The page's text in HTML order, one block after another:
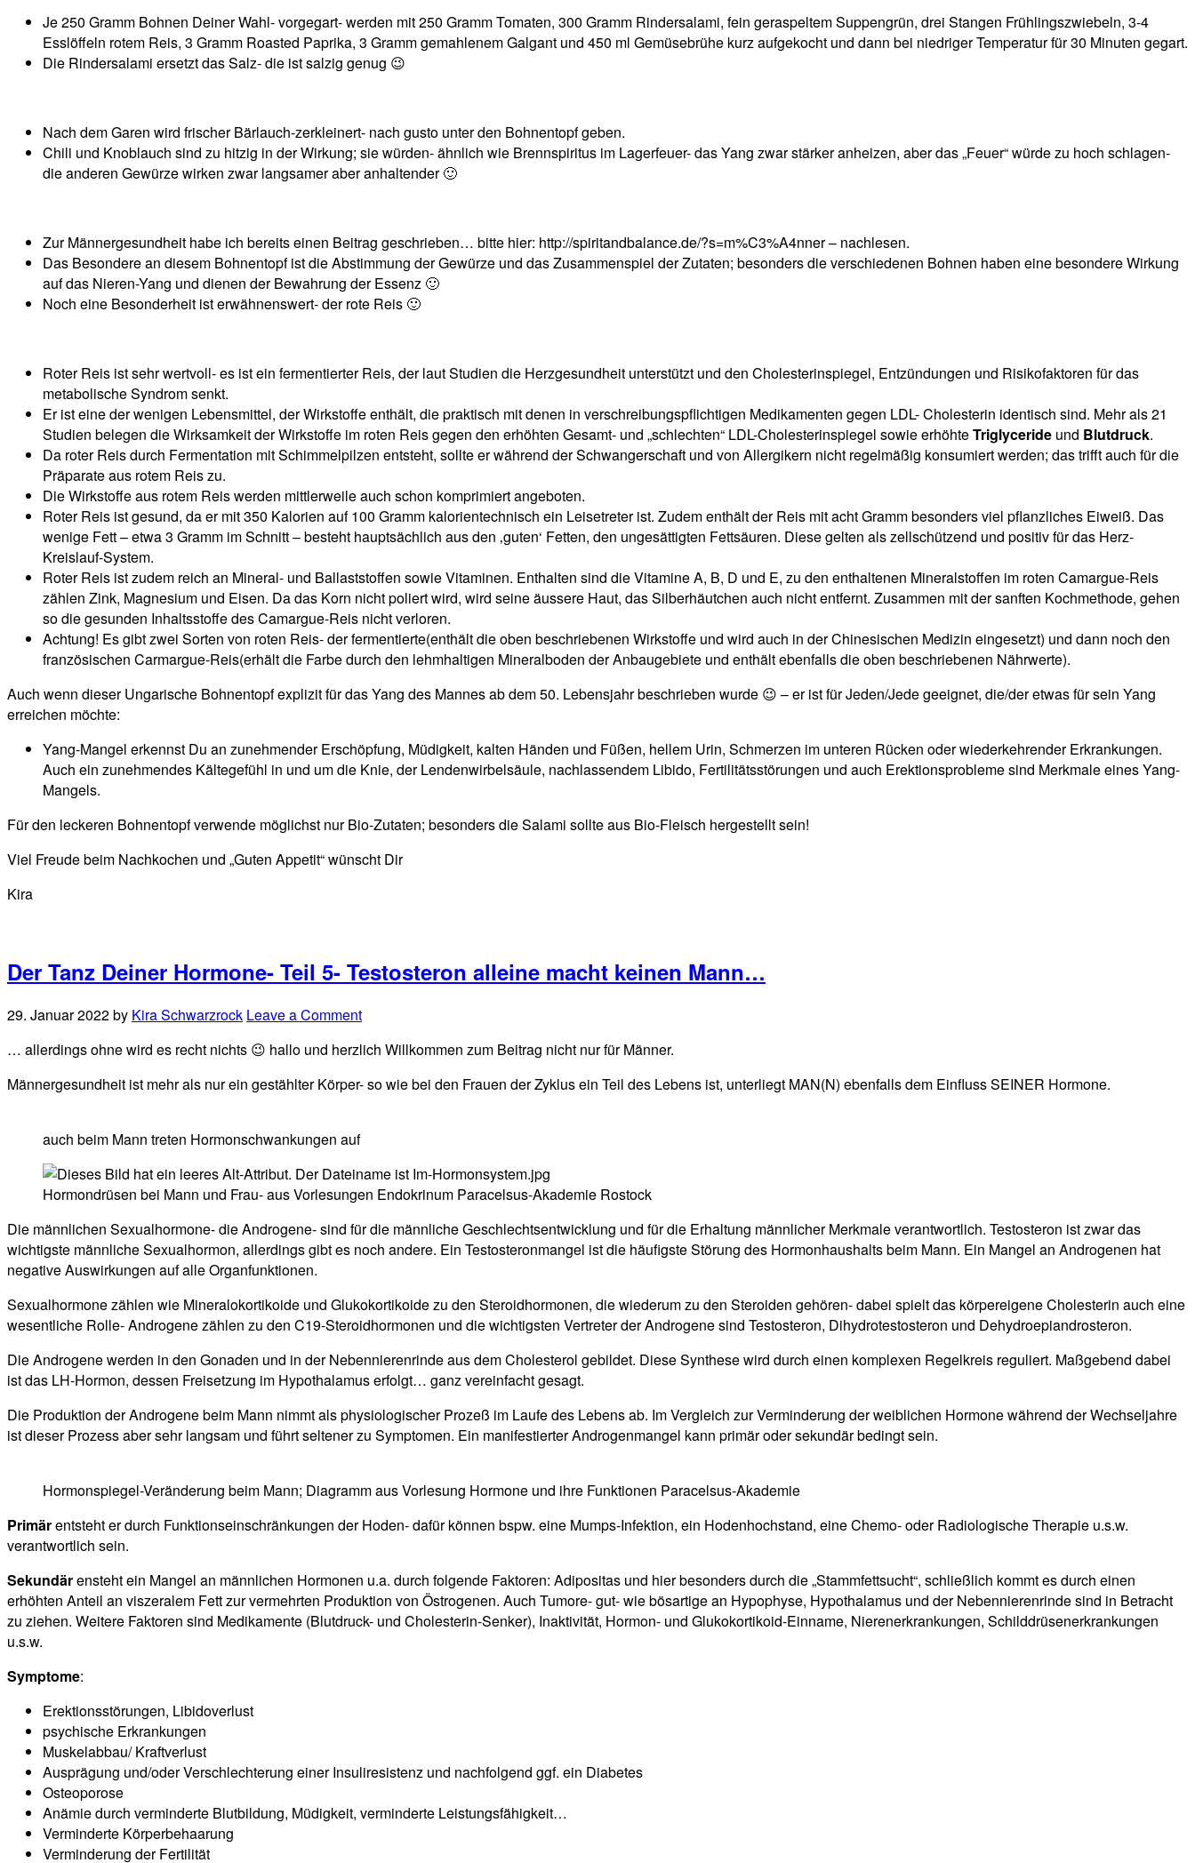
Je 250 Gramm Bohnen Deiner Wahl- vorgegart- werden mit 250 Gramm Tomaten, 300 Gramm Rindersalami, fein geraspeltem Suppengrün, drei Stangen Frühlingszwiebeln, 3-4
Esslöffeln rotem Reis, 3 Gramm Roasted Paprika, 3 Gramm gemahlenem Galgant und 450 ml Gemüsebrühe kurz aufgekocht und dann bei niedriger Temperatur für 30 Minuten gegart.
Die Rindersalami ersetzt das Salz- die ist salzig genug 😉
Nach dem Garen wird frischer Bärlauch-zerkleinert- nach gusto unter den Bohnentopf geben.
Chili und Knoblauch sind zu hitzig in der Wirkung; sie würden- ähnlich wie Brennspiritus im Lagerfeuer- das Yang zwar stärker anheizen, aber das „Feuer“ würde zu hoch schlagen-
die anderen Gewürze wirken zwar langsamer aber anhaltender 🙂
Zur Männergesundheit habe ich bereits einen Beitrag geschrieben… bitte hier: http://spiritandbalance.de/?s=m%C3%A4nner – nachlesen.
Das Besondere an diesem Bohnentopf ist die Abstimmung der Gewürze und das Zusammenspiel der Zutaten; besonders die verschiedenen Bohnen haben eine besondere Wirkung
auf das Nieren-Yang und dienen der Bewahrung der Essenz 🙂
Noch eine Besonderheit ist erwähnenswert- der rote Reis 🙂
Roter Reis ist sehr wertvoll- es ist ein fermentierter Reis, der laut Studien die Herzgesundheit unterstützt und den Cholesterinspiegel, Entzündungen und Risikofaktoren für das
metabolische Syndrom senkt.
Er ist eine der wenigen Lebensmittel, der Wirkstoffe enthält, die praktisch mit denen in verschreibungspflichtigen Medikamenten gegen LDL- Cholesterin identisch sind. Mehr als 21
Studien belegen die Wirksamkeit der Wirkstoffe im roten Reis gegen den erhöhten Gesamt- und „schlechten“ LDL-Cholesterinspiegel sowie erhöhteTriglyceride und Blutdruck.
Da roter Reis durch Fermentation mit Schimmelpilzen entsteht, sollte er während der Schwangerschaft und von Allergikern nicht regelmäßig konsumiert werden; das trifft auch für die
Präparate aus rotem Reis zu.
Die Wirkstoffe aus rotem Reis werden mittlerweile auch schon komprimiert angeboten.
Roter Reis ist gesund, da er mit 350 Kalorien auf 100 Gramm kalorientechnisch ein Leisetreter ist. Zudem enthält der Reis mit acht Gramm besonders viel pflanzliches Eiweiß. Das
wenige Fett – etwa 3 Gramm im Schnitt – besteht hauptsächlich aus den ‚guten‘ Fetten, den ungesättigten Fettsäuren. Diese gelten als zellschützend und positiv für das Herz-
Kreislauf-System.
Roter Reis ist zudem reich an Mineral- und Ballaststoffen sowie Vitaminen. Enthalten sind die Vitamine A, B, D und E, zu den enthaltenen Mineralstoffen im roten Camargue-Reis
zählen Zink, Magnesium und Eisen. Da das Korn nicht poliert wird, wird seine äussere Haut, das Silberhäutchen auch nicht entfernt. Zusammen mit der sanften Kochmethode, gehen
so die gesunden Inhaltsstoffe des Camargue-Reis nicht verloren.
Achtung! Es gibt zwei Sorten von roten Reis- der fermentierte(enthält die oben beschriebenen Wirkstoffe und wird auch in der Chinesischen Medizin eingesetzt) und dann noch den
französischen Carmargue-Reis(erhält die Farbe durch den lehmhaltigen Mineralboden der Anbaugebiete und enthält ebenfalls die oben beschriebenen Nährwerte).
Auch wenn dieser Ungarische Bohnentopf explizit für das Yang des Mannes ab dem 50. Lebensjahr beschrieben wurde 😉 – er ist für Jeden/Jede geeignet, die/der etwas für sein Yang
erreichen möchte:
Yang-Mangel erkennst Du an zunehmender Erschöpfung, Müdigkeit, kalten Händen und Füßen, hellem Urin, Schmerzen im unteren Rücken oder wiederkehrender Erkrankungen.
Auch ein zunehmendes Kältegefühl in und um die Knie, der Lendenwirbelsäule, nachlassendem Libido, Fertilitätsstörungen und auch Erektionsprobleme sind Merkmale eines Yang-
Mangels.
Für den leckeren Bohnentopf verwende möglichst nur Bio-Zutaten; besonders die Salami sollte aus Bio-Fleisch hergestellt sein!
Viel Freude beim Nachkochen und „Guten Appetit“ wünscht Dir
Kira
Der Tanz Deiner Hormone- Teil 5- Testosteron alleine macht keinen Mann…
29. Januar 2022by Kira Schwarzrock Leave a Comment
… allerdings ohne wird es recht nichts 😉 hallo und herzlich Willkommen zum Beitrag nicht nur für Männer.
Männergesundheit ist mehr als nur ein gestählter Körper- so wie bei den Frauen der Zyklus ein Teil des Lebens ist, unterliegt MAN(N) ebenfalls dem Einfluss SEINER Hormone.
auch beim Mann treten Hormonschwankungen auf
Hormondrüsen bei Mann und Frau- aus Vorlesungen Endokrinum Paracelsus-Akademie Rostock
Die männlichen Sexualhormone- die Androgene- sind für die männliche Geschlechtsentwicklung und für die Erhaltung männlicher Merkmale verantwortlich. Testosteron ist zwar das
wichtigste männliche Sexualhormon, allerdings gibt es noch andere. Ein Testosteronmangel ist die häufigste Störung des Hormonhaushalts beim Mann. Ein Mangel an Androgenen hat
negative Auswirkungen auf alle Organfunktionen.
Sexualhormone zählen wie Mineralokortikoide und Glukokortikoide zu den Steroidhormonen, die wiederum zu den Steroiden gehören- dabei spielt das körpereigene Cholesterin auch eine
wesentliche Rolle- Androgene zählen zu den C19-Steroidhormonen und die wichtigsten Vertreter der Androgene sind Testosteron, Dihydrotestosteron und Dehydroepiandrosteron.
Die Androgene werden in den Gonaden und in der Nebennierenrinde aus dem Cholesterol gebildet. Diese Synthese wird durch einen komplexen Regelkreis reguliert. Maßgebend dabei
ist das LH-Hormon, dessen Freisetzung im Hypothalamus erfolgt… ganz vereinfacht gesagt.
Die Produktion der Androgene beim Mann nimmt als physiologischer Prozeß im Laufe des Lebens ab. Im Vergleich zur Verminderung der weiblichen Hormone während der Wechseljahre
ist dieser Prozess aber sehr langsam und führt seltener zu Symptomen. Ein manifestierter Androgenmangel kann primär oder sekundär bedingt sein.
Hormonspiegel-Veränderung beim Mann; Diagramm aus Vorlesung Hormone und ihre Funktionen Paracelsus-Akademie
Primärentsteht er durch Funktionseinschränkungen der Hoden- dafür können bspw. eine Mumps-Infektion, ein Hodenhochstand, eine Chemo- oder Radiologische Therapie u.s.w.
verantwortlich sein.
Sekundärensteht ein Mangel an männlichen Hormonen u.a. durch folgende Faktoren: Adipositas und hier besonders durch die „Stammfettsucht“, schließlich kommt es durch einen
erhöhten Anteil an viszeralem Fett zur vermehrten Produktion von Östrogenen. Auch Tumore- gut- wie bösartige an Hypophyse, Hypothalamus und der Nebennierenrinde sind in Betracht
zu ziehen. Weitere Faktoren sind Medikamente (Blutdruck- und Cholesterin-Senker), Inaktivität, Hormon- und Glukokortikoid-Einname, Nierenerkrankungen, Schilddrüsenerkrankungen
u.s.w.
Symptome:
Erektionsstörungen, Libidoverlust
psychische Erkrankungen
Muskelabbau/ Kraftverlust
Ausprägung und/oder Verschlechterung einer Insuliresistenz und nachfolgend ggf. ein Diabetes
Osteoporose
Anämie durch verminderte Blutbildung, Müdigkeit, verminderte Leistungsfähigkeit…
Verminderte Körperbehaarung
Verminderung der Fertilität